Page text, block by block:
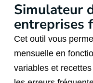
Simulateur
entreprises
Cet outil vous
mensuelle en
variables et